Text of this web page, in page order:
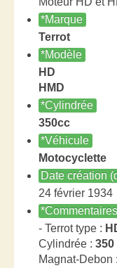
*Marque
Terrot
*Modèle
HD
HMD
*Cylindrée
350cc
*Véhicule
Motocyclette
Date création
24 février 1934
*Commentaires
- Terrot type :
Cylindrée : 350
Magnat-Debon :